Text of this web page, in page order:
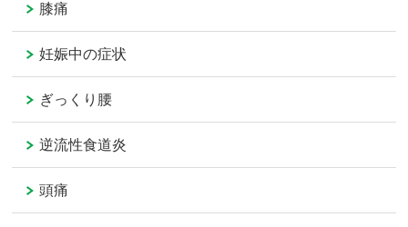
膝痛
妊娠中の症状
ぎっくり腰
逆流性食道炎
頭痛